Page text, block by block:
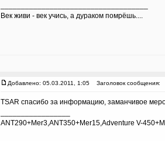
Век живи - век учись, а дураком помрёшь....
Добавлено: 05.03.2011, 1:05 Заголовок сообщения:
ТSAR спасибо за информацию, заманчивое
ANT290+Mer3,ANT350+Mer15,Adventure V-